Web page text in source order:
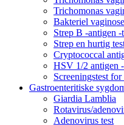
Trichomonas
Bakteriel
Strep B -antigen -
Strep en hurtig
Cryptococcal
HSV 1/2 antigen
Screeningstest
Gastroenteritiske
Giardia Lamblia
Rotavirus/
Adenovirus test